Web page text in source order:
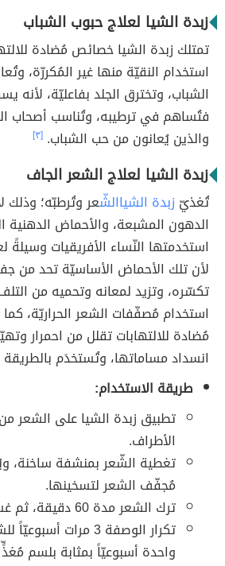
زبدة الشيا لعلاج حبوب الشباب
تمتلك زبدة الشيا خصائص مُضادة
استخدام النقيّة منها غير المُكررّة،
الشباب، وتخترق الجلد بفاعليّة، لأنه
فتُساهم في ترطيبه، وتُناسب أصحاب
والذين يُعانون من حب الشباب. [٣]
زبدة الشيا لعلاج الشعر الجاف
تُغذيّ زبدة الشياالشّعر وتُرطبّه؛ وذلك
الدهون المشبعة، والأحماض الدهنية
استخدمتها النّساء الأفريقيات وسيلةً
لأن تلك الأحماض الأساسيّة تحد من
تكسّره، وتزيد لمعانه وتحميه من
استخدام مُصفّفات الشعر الحراريّة،
مُضادة للالتهابات تقلل من احمرار
انسداد مساماتها، وتُستخدَم بالطريقة
طريقة الاستخدام:
تطبيق زبدة الشيا على الشعر
الأطراف.
تغطية الشّعر بمنشفة ساخنة،
مُجفّف الشعر لتسخينها.
ترك الشعر مدة 60 دقيقة، ثم غسله جيّداً.
تكرار الوصفة 3 مرات
واحدة أسبوعيّاً بمثابة بلسم